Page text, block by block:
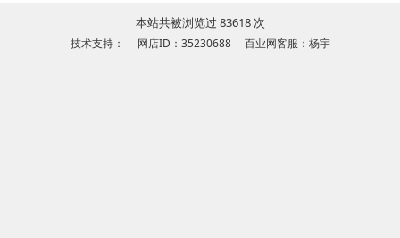
本站共被浏览过 83618 次
技术支持： 网店ID：35230688 百业网客服：杨宇